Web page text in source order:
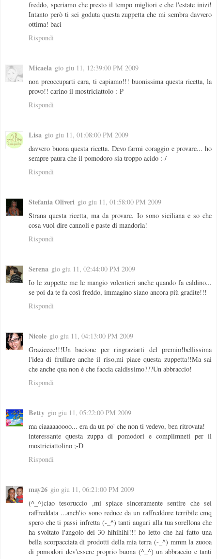
freddo, speriamo che presto il tempo migliori e che l'estate inizi!
Intanto però ti sei goduta questa zuppetta che mi sembra davvero
ottima! baci
Rispondi
Micaela gio giu 11, 12:39:00 PM 2009
non preoccuparti cara, ti capiamo!!! buonissima questa ricetta, la
provo!! carino il mostriciattolo :-P
Rispondi
Lisa gio giu 11, 01:08:00 PM 2009
davvero buona questa ricetta. Devo farmi coraggio e provare... ho
sempre paura che il pomodoro sia troppo acido :-/
Rispondi
Stefania Oliveri gio giu 11, 01:58:00 PM 2009
Strana questa ricetta, ma da provare. Io sono siciliana e so che
cosa vuol dire cannoli e paste di mandorla!
Rispondi
Serena gio giu 11, 02:44:00 PM 2009
Io le zuppette me le mangio volentieri anche quando fa caldino...
se poi da te fa così freddo, immagino siano ancora più gradite!!!
Rispondi
Nicole gio giu 11, 04:13:00 PM 2009
Grazieeee!!!Un bacione per ringraziarti del premio!bellissima
l'idea di frullare anche il riso,mi piace questa zuppetta!!Ma sai
che anche qua non è che faccia caldissimo???Un abbraccio!
Rispondi
Betty gio giu 11, 05:22:00 PM 2009
ma ciaaaaaoooo... era da un po' che non ti vedevo, ben ritrovata!
interessante questa zuppa di pomodori e complimneti per il
mostriciattolino ;-D
Rispondi
may26 gio giu 11, 06:21:00 PM 2009
(^_^)ciao tesoruccio ,mi spiace sinceramente sentire che sei
raffreddata ...anch'io sono reduce da un raffreddore terribile cmq
spero che ti passi infretta (-_^) tanti auguri alla tua sorellona che
ha svoltato l'angolo dei 30 hihihihi!!! ho letto che hai fatto una
bella scorpacciata di prodotti della mia terra (-_^) mmm la zuooa
di pomodori dev'essere proprio buona (^_^) un abbraccio e tanti